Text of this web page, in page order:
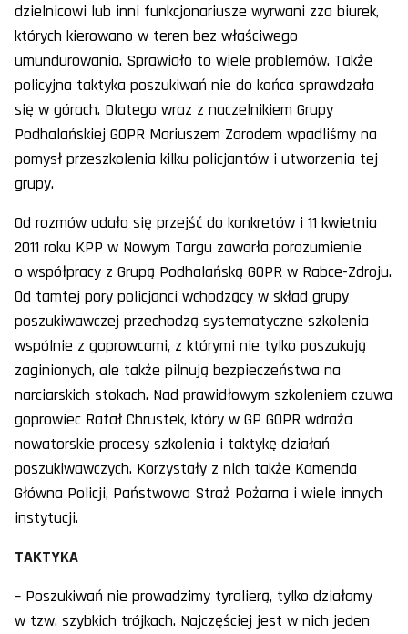
dzielnicowi lub inni funkcjonariusze wyrwani zza biurek,
których kierowano w teren bez właściwego
umundurowania. Sprawiało to wiele problemów. Także
policyjna taktyka poszukiwań nie do końca sprawdzała
się w górach. Dlatego wraz z naczelnikiem Grupy
Podhalańskiej GOPR Mariuszem Zarodem wpadliśmy na
pomysł przeszkolenia kilku policjantów i utworzenia tej
grupy.
Od rozmów udało się przejść do konkretów i 11 kwietnia
2011 roku KPP w Nowym Targu zawarła porozumienie
o współpracy z Grupą Podhalańską GOPR w Rabce-Zdroju.
Od tamtej pory policjanci wchodzący w skład grupy
poszukiwawczej przechodzą systematyczne szkolenia
wspólnie z goprowcami, z którymi nie tylko poszukują
zaginionych, ale także pilnują bezpieczeństwa na
narciarskich stokach. Nad prawidłowym szkoleniem czuwa
goprowiec Rafał Chrustek, który w GP GOPR wdraża
nowatorskie procesy szkolenia i taktykę działań
poszukiwawczych. Korzystały z nich także Komenda
Główna Policji, Państwowa Straż Pożarna i wiele innych
instytucji.
TAKTYKA
– Poszukiwań nie prowadzimy tyralierą, tylko działamy
w tzw. szybkich trójkach. Najczęściej jest w nich jeden